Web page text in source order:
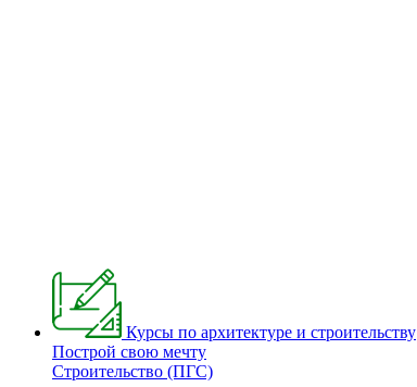
Курсы по архитектуре и строительству
Построй свою мечту
Строительство (ПГС)